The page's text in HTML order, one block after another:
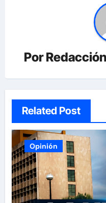
Por
Related Post
Opinión